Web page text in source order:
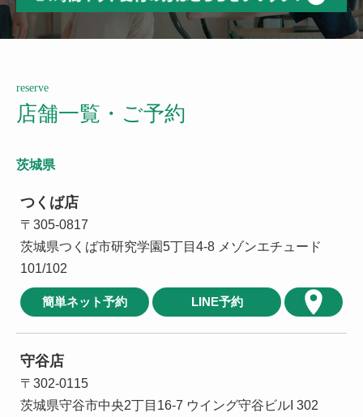
reserve
店舗一覧・ご予約
茨城県
つくば店
〒305-0817
茨城県つくば市研究学園5丁目4-8 メゾンエチュード
101/102
簡単ネット予約 LINE予約
守谷店
〒302-0115
茨城県守谷市中央2丁目16-7 ウイング守谷ビルI 302